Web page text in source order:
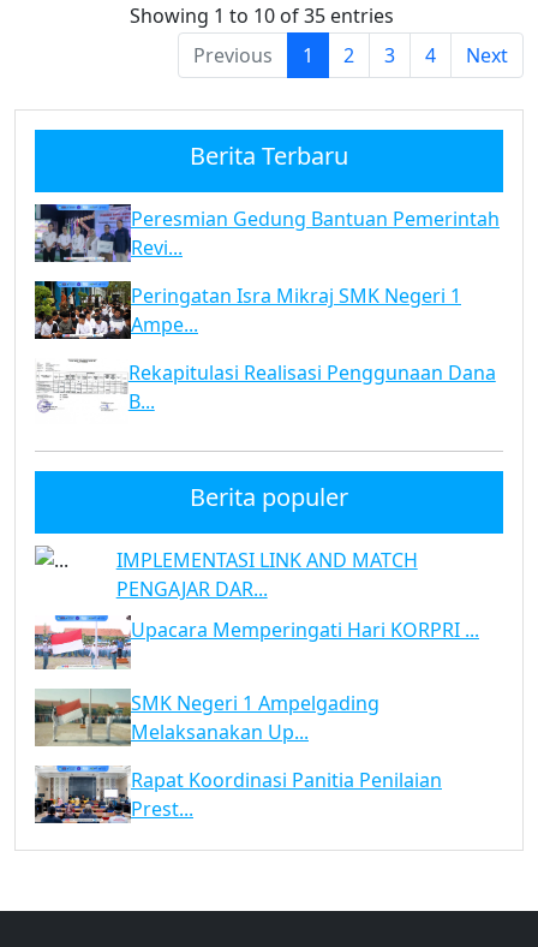
Showing 1 to 10 of 35 entries
Previous
1 2 3 4 Next
Berita Terbaru
Peresmian Gedung Bantuan Pemerintah
Revi...
Peringatan Isra Mikraj SMK Negeri 1
Ampe...
Rekapitulasi Realisasi Penggunaan Dana
B...
Berita populer
IMPLEMENTASI LINK AND MATCH
PENGAJAR DAR...
Upacara Memperingati Hari KORPRI ...
SMK Negeri 1 Ampelgading
Melaksanakan Up...
Rapat Koordinasi Panitia Penilaian
Prest...